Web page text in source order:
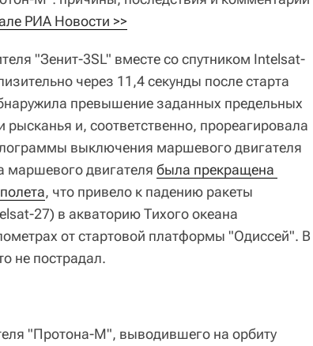
РИА Новости >>
"Зенит-3SL" вместе со спутником Intelsat-
через 11,4 секунды после старта
превышение заданных предельных
и, соответственно, прореагировала
выключения маршевого двигателя
маршевого двигателя была прекращена
, что привело к падению ракеты
27) в акваторию Тихого океана
от стартовой платформы "Одиссей". В
не пострадал.
"Протона-М", выводившего на орбиту